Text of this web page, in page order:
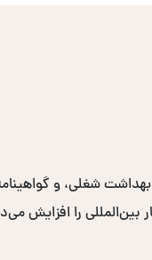
بین‌المللی را افزایش